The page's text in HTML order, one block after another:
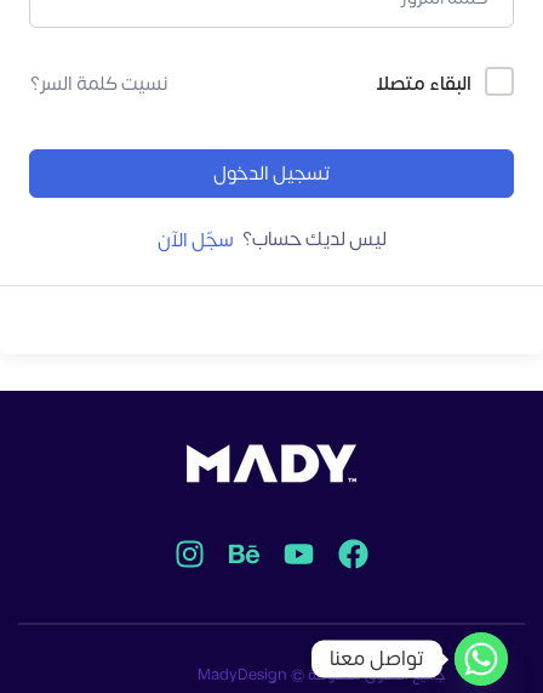
البقاء متصلا نسيت كلمة السر؟
تسجيل الدخول
ليس لديك حساب؟ سجّل الآن
جميع الحقوق محفوظة © MadyDesign
تواصل معنا